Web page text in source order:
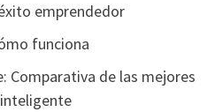
emprendedor
funciona
Comparativa de las mejores